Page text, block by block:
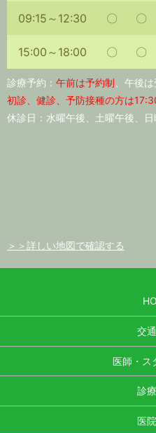
09:15～12:30 〇 〇
15:00～18:00 〇 〇
診療予約： 午前は予約制 、午後
初診、健診、予防接種の方は
休診日：水曜午後、土曜午後、日
＞＞詳しい地図で確認する
交
医師・ス
診
医